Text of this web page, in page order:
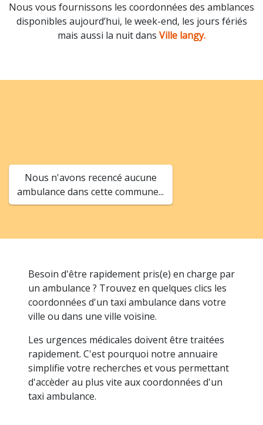
Nous vous fournissons les coordonnées des amblances
disponibles aujourd’hui, le week-end, les jours fériés
mais aussi la nuit dans Ville langy.
Nous n'avons recencé aucune
ambulance dans cette commune...
Besoin d'être rapidement pris(e) en charge par
un ambulance ? Trouvez en quelques clics les
coordonnées d'un taxi ambulance dans votre
ville ou dans une ville voisine.
Les urgences médicales doivent être traitées
rapidement. C'est pourquoi notre annuaire
simplifie votre recherches et vous permettant
d'accèder au plus vite aux coordonnées d'un
taxi ambulance.